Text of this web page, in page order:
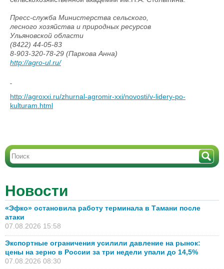
Пресс-служба Министерства сельского,
лесного хозяйства и природных ресурсов
Ульяновской области
(8422) 44-05-83
8-903-320-78-29 (Паркова Анна)
http://agro-ul.ru/
http://agroxxi.ru/zhurnal-agromir-xxi/novosti/v-lidery-po-
kulturam.html
Новости
«Эфко» остановила работу терминала в Тамани после
атаки
07.08.2026 15:58
Экспортные ограничения усилили давление на рынок:
цены на зерно в России за три недели упали до 14,5%
07.08.2026 08:30